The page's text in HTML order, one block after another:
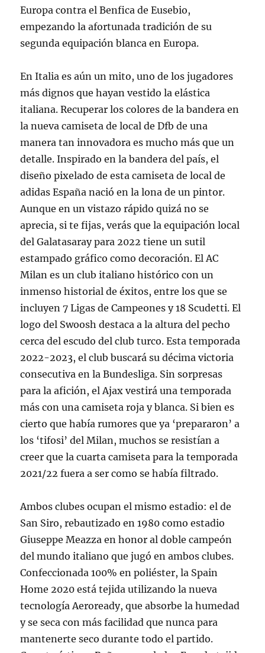
Europa contra el Benfica de Eusebio,
empezando la afortunada tradición de su
segunda equipación blanca en Europa.
En Italia es aún un mito, uno de los jugadores
más dignos que hayan vestido la elástica
italiana. Recuperar los colores de la bandera en
la nueva camiseta de local de Dfb de una
manera tan innovadora es mucho más que un
detalle. Inspirado en la bandera del país, el
diseño pixelado de esta camiseta de local de
adidas España nació en la lona de un pintor.
Aunque en un vistazo rápido quizá no se
aprecia, si te fijas, verás que la equipación local
del Galatasaray para 2022 tiene un sutil
estampado gráfico como decoración. El AC
Milan es un club italiano histórico con un
inmenso historial de éxitos, entre los que se
incluyen 7 Ligas de Campeones y 18 Scudetti. El
logo del Swoosh destaca a la altura del pecho
cerca del escudo del club turco. Esta temporada
2022-2023, el club buscará su décima victoria
consecutiva en la Bundesliga. Sin sorpresas
para la afición, el Ajax vestirá una temporada
más con una camiseta roja y blanca. Si bien es
cierto que había rumores que ya ‘prepararon’ a
los ‘tifosi’ del Milan, muchos se resistían a
creer que la cuarta camiseta para la temporada
2021/22 fuera a ser como se había filtrado.
Ambos clubes ocupan el mismo estadio: el de
San Siro, rebautizado en 1980 como estadio
Giuseppe Meazza en honor al doble campeón
del mundo italiano que jugó en ambos clubes.
Confeccionada 100% en poliéster, la Spain
Home 2020 está tejida utilizando la nueva
tecnología Aeroready, que absorbe la humedad
y se seca con más facilidad que nunca para
mantenerte seco durante todo el partido.